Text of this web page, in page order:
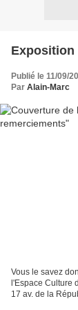
Exposition
Publié le 11/09/
Par Alain-Marc
Vous le savez
l'Espace Culture
17 av. de la